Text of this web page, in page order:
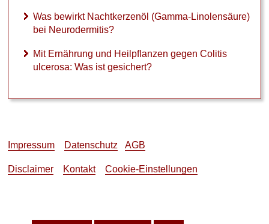
Was bewirkt Nachtkerzenöl (Gamma-Linolensäure)
bei Neurodermitis?
Mit Ernährung und Heilpflanzen gegen Colitis
ulcerosa: Was ist gesichert?
Impressum Datenschutz AGB
Disclaimer Kontakt Cookie-Einstellungen
a
m
a
L
n
n
ä
)